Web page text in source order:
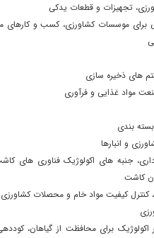
تجهیزات و قطعات یدکی
برای موسسات کشاورزی، کسب و کارهای
های ذخیره سازی
مواد غذایی و فرآوری
بندی
و انبارها
داری، جنبه های اکولوژیک فناوری های
کاشت
کنترل کیفیت مواد خام و محصلات کشاورزی
اکولوژیک برای محافظت از گیاهان،